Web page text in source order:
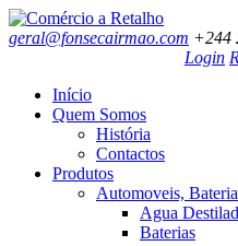
geral@fonsecairmao.com +244
Login
Início
Quem Somos
História
Contactos
Produtos
Automoveis,
Agua
Baterias